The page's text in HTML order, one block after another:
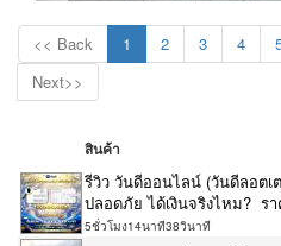
<< Back 1 2 3 4
Next>>
สินค้า
รีวิว วันดีออนไลน์ (วันดีลอตเ
ปลอดภัย ได้เงินจริงไหม? ร
5ชั่วโมง14นาที38วินาที